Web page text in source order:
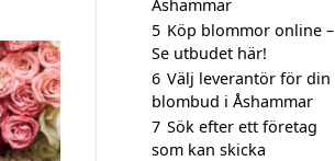
Åshammar
5 Köp blommor online –
Se utbudet här!
6 Välj leverantör för din
blombud i Åshammar
7 Sök efter ett företag
som kan skicka